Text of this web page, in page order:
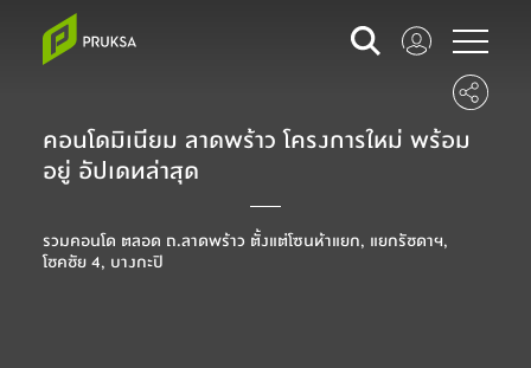
คอนโดมิเนียม ลาดพร้าว โครงการใหม่ พร้อม
อยู่ อัปเดทล่าสุด
รวมคอนโด ตลอด ถ.ลาดพร้าว ตั้งแต่โซนห้าแยก, แยกรัชดาฯ,
โชคชัย 4, บางกะปิ